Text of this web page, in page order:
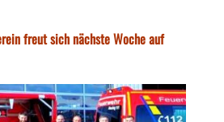
freut sich nächste Woche auf